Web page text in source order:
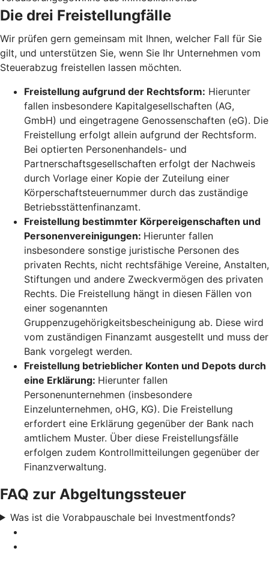
Die drei Freistellungfälle
Wir prüfen gern gemeinsam mit Ihnen, welcher Fall für Sie
gilt, und unterstützen Sie, wenn Sie Ihr Unternehmen vom
Steuerabzug freistellen lassen möchten.
Freistellung aufgrund der Rechtsform: Hierunter
fallen insbesondere Kapitalgesellschaften (AG,
GmbH) und eingetragene Genossenschaften (eG). Die
Freistellung erfolgt allein aufgrund der Rechtsform.
Bei optierten Personenhandels- und
Partnerschaftsgesellschaften erfolgt der Nachweis
durch Vorlage einer Kopie der Zuteilung einer
Körperschaftsteuernummer durch das zuständige
Betriebsstättenfinanzamt.
Freistellung bestimmter Körpereigenschaften und
Personenvereinigungen: Hierunter fallen
insbesondere sonstige juristische Personen des
privaten Rechts, nicht rechtsfähige Vereine, Anstalten,
Stiftungen und andere Zweckvermögen des privaten
Rechts. Die Freistellung hängt in diesen Fällen von
einer sogenannten
Gruppenzugehörigkeitsbescheinigung ab. Diese wird
vom zuständigen Finanzamt ausgestellt und muss der
Bank vorgelegt werden.
Freistellung betrieblicher Konten und Depots durch
eine Erklärung: Hierunter fallen
Personenunternehmen (insbesondere
Einzelunternehmen, oHG, KG). Die Freistellung
erfordert eine Erklärung gegenüber der Bank nach
amtlichem Muster. Über diese Freistellungsfälle
erfolgen zudem Kontrollmitteilungen gegenüber der
Finanzverwaltung.
FAQ zur Abgeltungssteuer
Was ist die Vorabpauschale bei Investmentfonds?